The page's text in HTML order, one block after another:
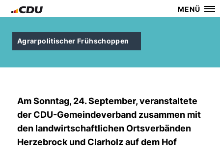
MENÜ
Agrarpolitischer Frühschoppen
Am Sonntag, 24. September, veranstaltete
der CDU-Gemeindeverband zusammen mit
den landwirtschaftlichen Ortsverbänden
Herzebrock und Clarholz auf dem Hof